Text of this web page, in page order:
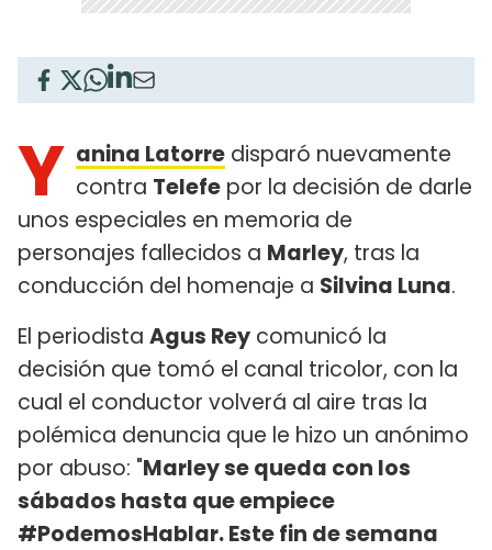
Y anina Latorre disparó nuevamente
contra Telefe por la decisión de darle
unos especiales en memoria de
personajes fallecidos a Marley, tras la
conducción del homenaje a Silvina Luna.
El periodista Agus Rey comunicó la
decisión que tomó el canal tricolor, con la
cual el conductor volverá al aire tras la
polémica denuncia que le hizo un anónimo
por abuso: "Marley se queda con los
sábados hasta que empiece
#PodemosHablar. Este fin de semana